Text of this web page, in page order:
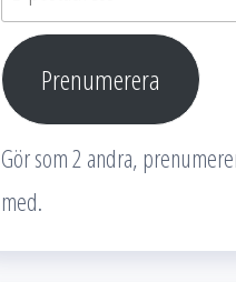
postadress
Prenumerera
Gör som 2 andra,
med.